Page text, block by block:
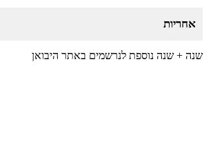
אחריות
שנה + שנה נוספת לנרשמים באתר היבואן